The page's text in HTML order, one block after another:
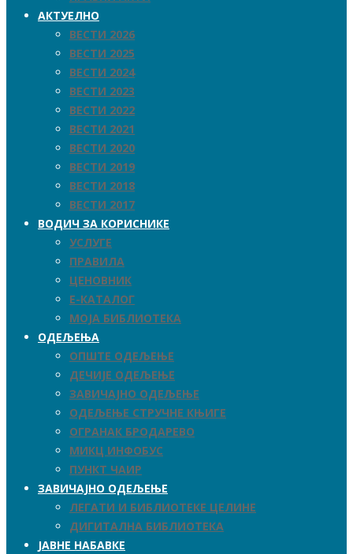
АКТУЕЛНО
ВЕСТИ 2026
ВЕСТИ 2025
ВЕСТИ 2024
ВЕСТИ 2023
ВЕСТИ 2022
ВЕСТИ 2021
ВЕСТИ 2020
ВЕСТИ 2019
ВЕСТИ 2018
ВЕСТИ 2017
ВОДИЧ ЗА КОРИСНИКЕ
УСЛУГЕ
ПРАВИЛА
ЦЕНОВНИК
Е-КАТАЛОГ
МОЈА БИБЛИОТЕКА
ОДЕЉЕЊА
ОПШТЕ ОДЕЉЕЊЕ
ДЕЧИЈЕ ОДЕЉЕЊЕ
ЗАВИЧАЈНО ОДЕЉЕЊЕ
ОДЕЉЕЊЕ СТРУЧНЕ КЊИГЕ
ОГРАНАК БРОДАРЕВО
МИКЦ ИНФОБУС
ПУНКТ ЧАИР
ЗАВИЧАЈНО ОДЕЉЕЊЕ
ЛЕГАТИ И БИБЛИОТЕКЕ ЦЕЛИНЕ
ДИГИТАЛНА БИБЛИОТЕКА
ЈАВНЕ НАБАВКЕ